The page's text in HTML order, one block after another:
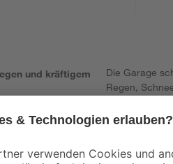
und kräftigem
Die Garage
Regen,
Abnutzungen
schnelle und
deinen